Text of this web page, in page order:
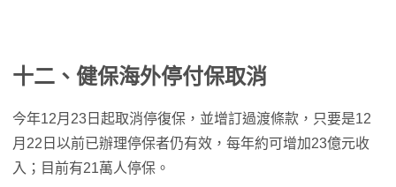
十二、健保海外停付保取消
今年12月23日起取消停復保，並增訂過渡條款，只要是12
月22日以前已辦理停保者仍有效，每年約可增加23億元收
入；目前有21萬人停保。